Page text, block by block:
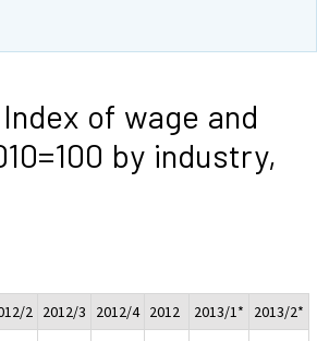
of wage and
by industry,
2 2012/3 2012/4 2012 2013/1*
2013/2*